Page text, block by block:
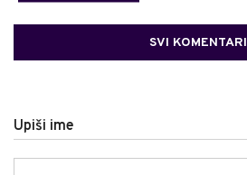
SVI KOMENTARI
Upiši ime